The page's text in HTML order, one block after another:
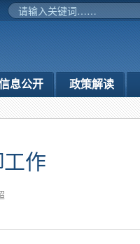
息公开 政策解读
作